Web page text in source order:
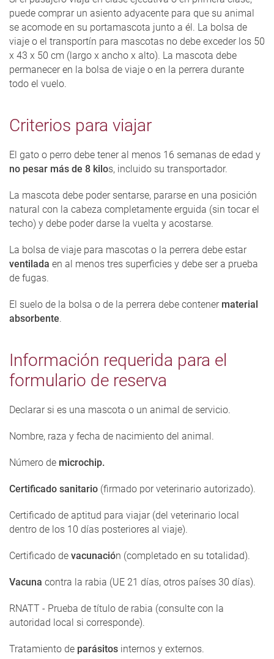
puede comprar un asiento adyacente para que su animal
se acomode en su portamascota junto a él. La bolsa de
viaje o el transportín para mascotas no debe exceder los 50
x 43 x 50 cm (largo x ancho x alto). La mascota debe
permanecer en la bolsa de viaje o en la perrera durante
todo el vuelo.
Criterios para viajar
El gato o perro debe tener al menos 16 semanas de edad y
no pesar más de 8 kilos, incluido su transportador.
La mascota debe poder sentarse, pararse en una posición
natural con la cabeza completamente erguida (sin tocar el
techo) y debe poder darse la vuelta y acostarse.
La bolsa de viaje para mascotas o la perrera debe estar
ventilada en al menos tres superficies y debe ser a prueba
de fugas.
El suelo de la bolsa o de la perrera debe contenermaterial
absorbente.
Información requerida para el
formulario de reserva
Declarar si es una mascota o un animal de servicio.
Nombre, raza y fecha de nacimiento del animal.
Número de microchip.
Certificado sanitario (firmado por veterinario autorizado).
Certificado de aptitud para viajar (del veterinario local
dentro de los 10 días posteriores al viaje).
Certificado de vacunación (completado en su totalidad).
Vacuna contra la rabia (UE 21 días, otros países 30 días).
RNATT - Prueba de título de rabia (consulte con la
autoridad local si corresponde).
Tratamiento de parásitos internos y externos.